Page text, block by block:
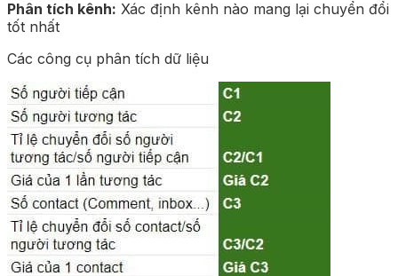
Phân tích kênh: Xác định kênh nào mang lại chuyển đổi
tốt nhất
Các công cụ phân tích dữ liệu